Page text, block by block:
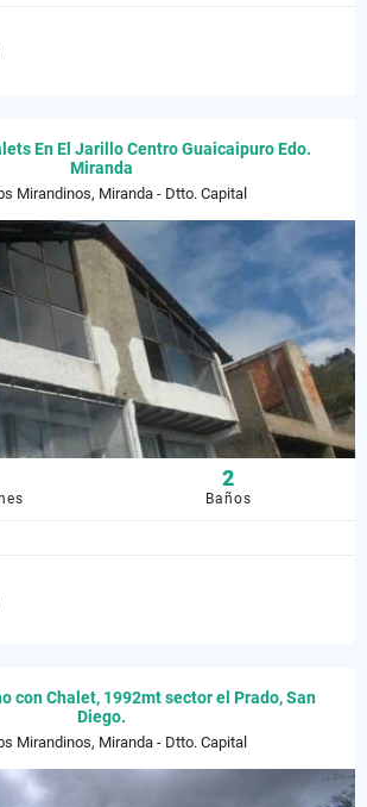
En El Jarillo Centro Guaicaipuro Edo.
Miranda
Mirandinos, Miranda - Dtto. Capital
2
Baños
con Chalet, 1992mt sector el Prado, San
Diego.
Mirandinos, Miranda - Dtto. Capital